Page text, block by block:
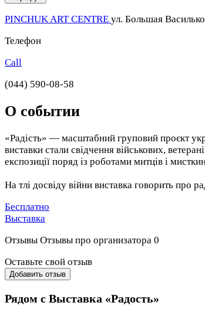
PINCHUK ART CENTRE ул. Большая
Телефон
Call
(044) 590-08-58
О событии
«Радість» — масштабний груповий проєкт
виставки стали свідчення військових,
експозиції поряд із роботами митців і
На тлі досвіду війни виставка говорить
Бесплатно
Выставка
Отзывы Отзывы про организатора 0
Оставьте свой отзыв
Добавить отзыв
Рядом с Выставка «Радость»